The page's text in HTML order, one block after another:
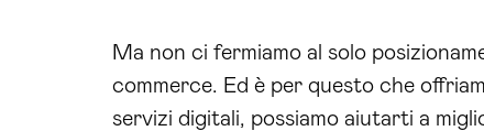
Ma non ci fermiamo al solo
commerce. Ed è per questo che
servizi digitali, possiamo aiutarti a